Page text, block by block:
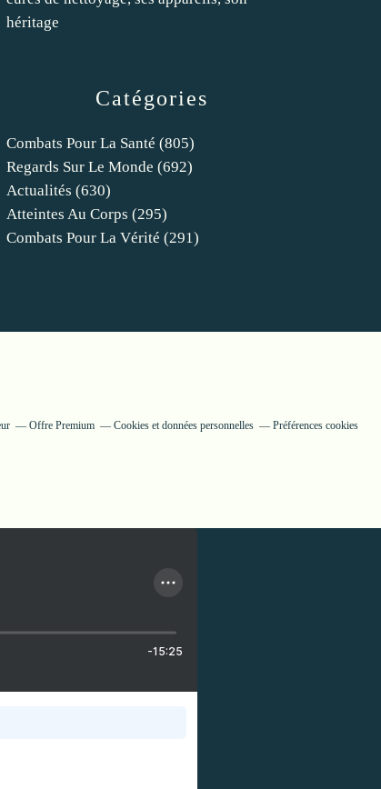
Catégories
Combats Pour La Santé (805)
Regards Sur Le Monde (692)
Actualités (630)
Atteintes Au Corps (295)
Combats Pour La Vérité (291)
héritage
Offre Premium Cookies et données personnelles Préférences cookies
-15:25